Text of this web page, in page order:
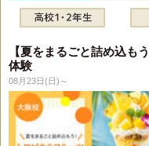
【夏をまるごと詰め込も
体験
08月23日(日)～